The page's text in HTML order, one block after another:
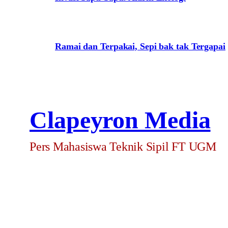
Ramai dan Terpakai, Sepi bak tak Tergapai
Clapeyron Media
Pers Mahasiswa Teknik Sipil FT UGM